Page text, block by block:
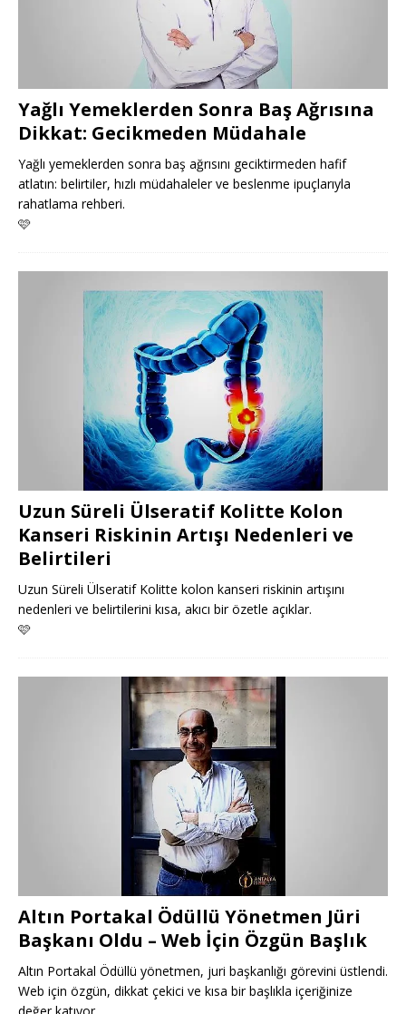
Yağlı Yemeklerden Sonra Baş Ağrısına
Dikkat: Gecikmeden Müdahale
Yağlı yemeklerden sonra baş ağrısını geciktirmeden hafif
atlatın: belirtiler, hızlı müdahaleler ve beslenme ipuçlarıyla
rahatlama rehberi.
🩷
Uzun Süreli Ülseratif Kolitte Kolon
Kanseri Riskinin Artışı Nedenleri ve
Belirtileri
Uzun Süreli Ülseratif Kolitte kolon kanseri riskinin artışını
nedenleri ve belirtilerini kısa, akıcı bir özetle açıklar.
🩷
Altın Portakal Ödüllü Yönetmen Jüri
Başkanı Oldu – Web İçin Özgün Başlık
Altın Portakal Ödüllü yönetmen, juri başkanlığı görevini üstlendi.
Web için özgün, dikkat çekici ve kısa bir başlıkla içeriğinize